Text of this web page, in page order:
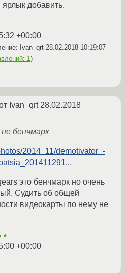
добавить.
+00:00
Ivan_qrt 28.02.2018 10:19:07
1)
Ivan_qrt28.02.2018
бенчмарк
2014_11/demotivator_-
это бенчмарк но очень
Судить об общей
видеокарты по нему не
+00:00